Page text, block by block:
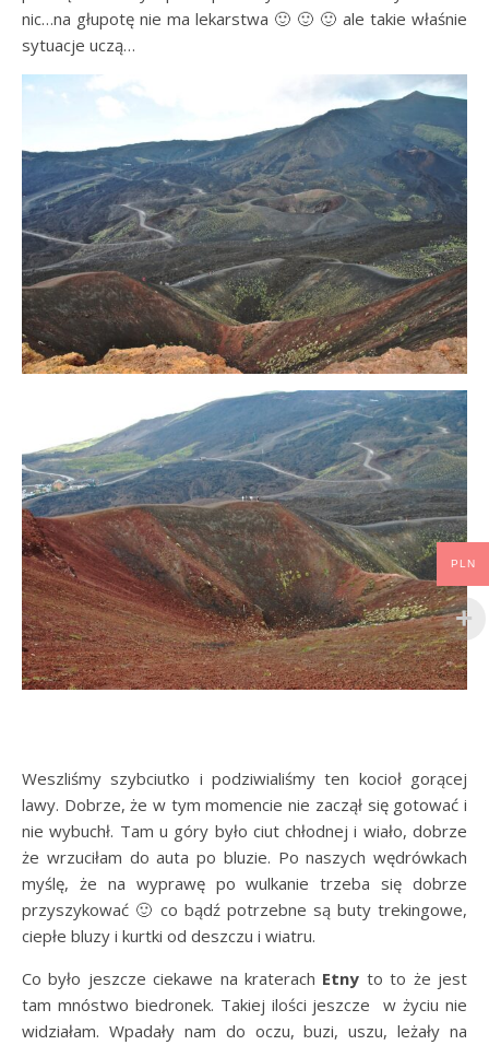
nic…na głupotę nie ma lekarstwa 🙂 🙂 🙂 ale takie właśnie
sytuacje uczą…
Weszliśmy szybciutko i podziwialiśmy ten kocioł gorącej
lawy. Dobrze, że w tym momencie nie zaczął się gotować i
nie wybuchł. Tam u góry było ciut chłodnej i wiało, dobrze
że wrzuciłam do auta po bluzie. Po naszych wędrówkach
myślę, że na wyprawę po wulkanie trzeba się dobrze
przyszykować 🙂 co bądź potrzebne są buty trekingowe,
ciepłe bluzy i kurtki od deszczu i wiatru.
Co było jeszcze ciekawe na kraterach Etny to to że jest
tam mnóstwo biedronek. Takiej ilości jeszcze w życiu nie
widziałam. Wpadały nam do oczu, buzi, uszu, leżały na
PLN